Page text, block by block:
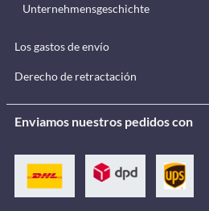
Unternehmensgeschichte
Los gastos de envío
Derecho de retractación
Enviamos nuestros pedidos con